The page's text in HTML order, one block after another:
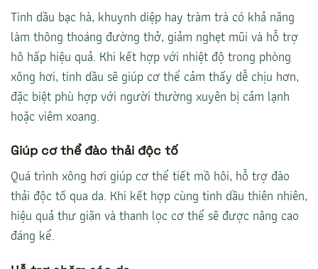
Tinh dầu bạc hà, khuynh diệp hay tràm trà có khả năng
làm thông thoáng đường thở, giảm nghẹt mũi và hỗ trợ
hô hấp hiệu quả. Khi kết hợp với nhiệt độ trong phòng
xông hơi, tinh dầu sẽ giúp cơ thể cảm thấy dễ chịu hơn,
đặc biệt phù hợp với người thường xuyên bị cảm lạnh
hoặc viêm xoang.
Giúp cơ thể đào thải độc tố
Quá trình xông hơi giúp cơ thể tiết mồ hôi, hỗ trợ đào
thải độc tố qua da. Khi kết hợp cùng tinh dầu thiên nhiên,
hiệu quả thư giãn và thanh lọc cơ thể sẽ được nâng cao
đáng kể.